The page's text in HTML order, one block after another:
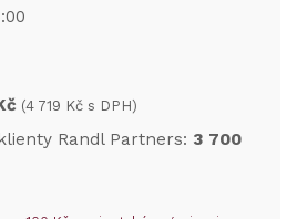
(4 719 Kč s DPH)
Randl Partners: 3 700